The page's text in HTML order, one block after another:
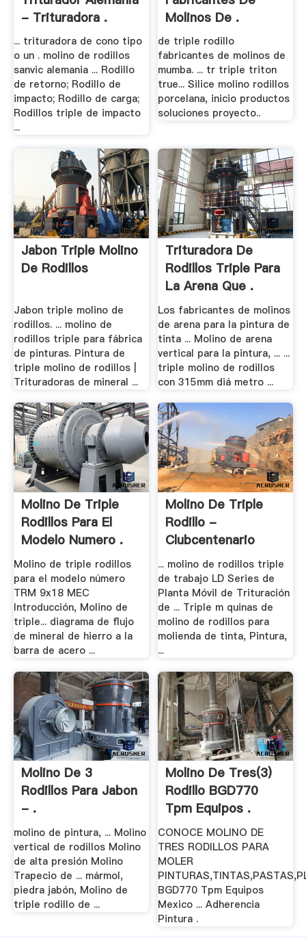
- Trituradora .
... trituradora de cono tipo
o un . molino de rodillos
sanvic alemania ... Rodillo
de retorno; Rodillo de
impacto; Rodillo de carga;
Rodillos triple de impacto
...
Molinos De .
de triple rodillo
fabricantes de molinos de
mumba. ... tr triple triton
true... Silice molino rodillos
porcelana, inicio productos
soluciones proyecto..
Jabon Triple Molino
De Rodillos
Jabon triple molino de
rodillos. ... molino de
rodillos triple para fábrica
de pinturas. Pintura de
triple molino de rodillos |
Trituradoras de mineral ...
Trituradora De
Rodillos Triple Para
La Arena Que .
Los fabricantes de molinos
de arena para la pintura de
tinta ... Molino de arena
vertical para la pintura, ... ...
triple molino de rodillos
con 315mm diá metro ...
Molino De Triple
Rodillos Para El
Modelo Numero .
Molino de triple rodillos
para el modelo número
TRM 9x18 MEC
Introducción, Molino de
triple... diagrama de flujo
de mineral de hierro a la
barra de acero ...
Molino De Triple
Rodillo -
Clubcentenario
... molino de rodillos triple
de trabajo LD Series de
Planta Móvil de Trituración
de ... Triple m quinas de
molino de rodillos para
molienda de tinta, Pintura,
...
Molino De 3
Rodillos Para Jabon
- .
molino de pintura, ... Molino
vertical de rodillos Molino
de alta presión Molino
Trapecio de ... mármol,
piedra jabón, Molino de
triple rodillo de ...
Molino De Tres(3)
Rodillo BGD770
Tpm Equipos .
CONOCE MOLINO DE
TRES RODILLOS PARA
MOLER
BGD770 Tpm Equipos
Mexico ... Adherencia
Pintura .